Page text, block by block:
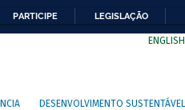
PARTICIPE LEGISLAÇÃO
ENGLISH
DESENVOLVIMENTO SUSTENTÁVEL